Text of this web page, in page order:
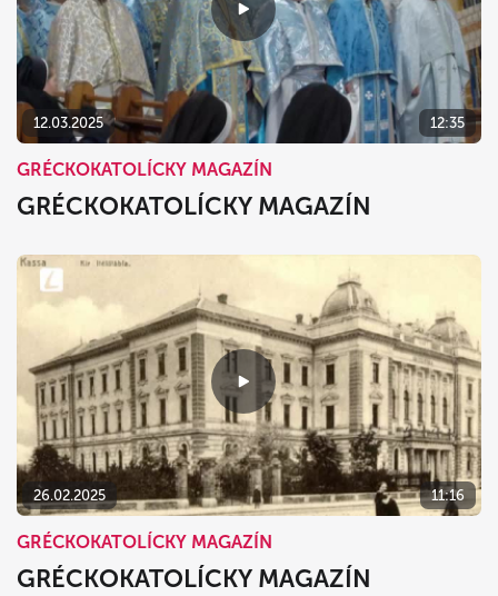
12.03.2025 12:35
GRÉCKOKATOLÍCKY MAGAZÍN
GRÉCKOKATOLÍCKY MAGAZÍN
26.02.2025 11:16
GRÉCKOKATOLÍCKY MAGAZÍN
GRÉCKOKATOLÍCKY MAGAZÍN